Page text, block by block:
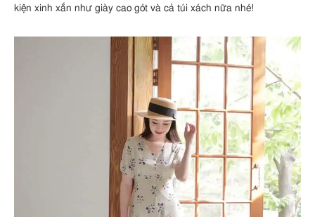
kiện xinh xắn như giày cao gót và cả túi xách nữa nhé!